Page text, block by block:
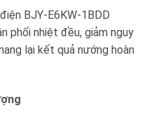
BJY-E6KW-1BDD
phối nhiệt đều, giảm nguy
lại kết quả nướng hoàn